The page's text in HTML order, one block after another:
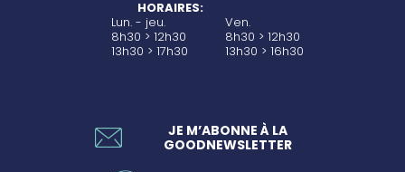
HORAIRES:
Lun. - jeu.
8h30 > 12h30
13h30 > 17h30
Ven.
8h30 > 12h30
13h30 > 16h30
JE M’ABONNE À LA
GOODNEWSLETTER